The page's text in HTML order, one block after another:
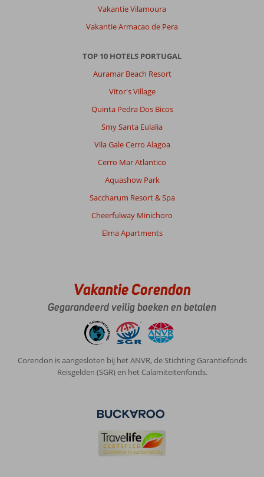
Vakantie Vilamoura
Vakantie Armacao de Pera
TOP 10 HOTELS PORTUGAL
Auramar Beach Resort
Vitor's Village
Quinta Pedra Dos Bicos
Smy Santa Eulalia
Vila Gale Cerro Alagoa
Cerro Mar Atlantico
Aquashow Park
Saccharum Resort & Spa
Cheerfulway Minichoro
Elma Apartments
Vakantie Corendon
Gegarandeerd veilig boeken en betalen
Corendon is aangesloten bij het ANVR, de Stichting Garantiefonds
Reisgelden (SGR) en het Calamiteitenfonds.